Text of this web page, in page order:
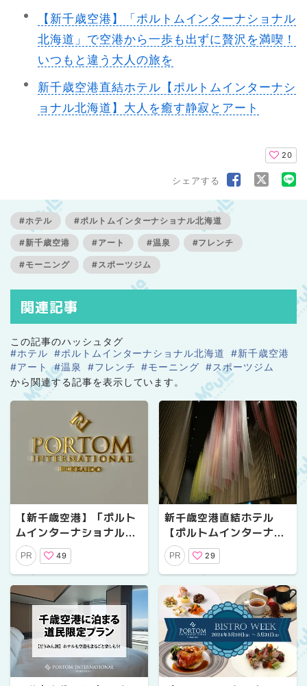
【新千歳空港】「ポルトムインターナショナル
北海道」で空港から一歩も出ずに贅沢を満喫！
いつもと違う大人の旅を
新千歳空港直結ホテル【ポルトムインターナシ
ョナル北海道】大人を癒す静寂とアート
20
シェアする
#ホテル #ポルトムインターナショナル北海道
#新千歳空港 #アート #温泉 #フレンチ
#モーニング #スポーツジム
関連記事
この記事のハッシュタグ
#ホテル #ポルトムインターナショナル北海道
#新千歳空港
#アート
#温泉 #フレンチ #モーニング #スポーツジム
から関連する記事を表示しています。
【新千歳空港】「ポルト
ムインターナショナル北
海道」で空港から一歩も
出ずに贅沢を満喫！いつ
もと違う大人の旅を
PR 49
新千歳空港直結ホテル
【ポルトムインターナシ
ョナル北海道】大人を癒
す静寂とアート
PR 29